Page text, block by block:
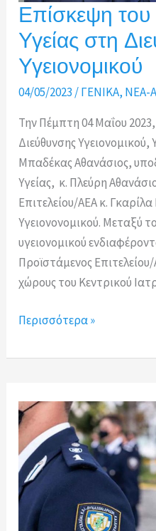
Επίσκεψη
Υγείας στη
Υγειονομικού
04/05/2023 /ΓΕΝΙΚΑ, ΝΕΑ-
Την Πέμπτη 04 Μαΐου
Διεύθυνσης
Μπαδέκας Αθανάσιος,
Υγείας, κ. Πλεύρη
Επιτελείου/ΑΕΑ κ.
Υγειονονομικού. Μεταξύ
υγειονομικού
Προϊστάμενος
χώρους του Κεντρικού
Επίσκεψη
Υπουργού
στη
Διεύθυνση
Υγειονομικού
Περισσότερα »